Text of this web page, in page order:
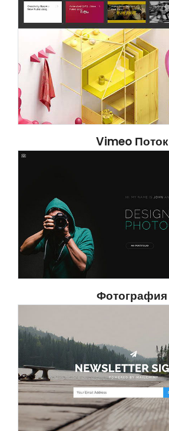
Vimeo Поток
Фотография